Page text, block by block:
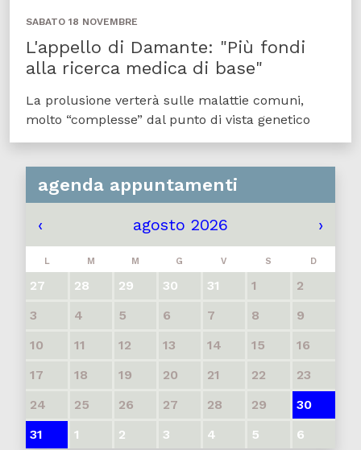
SABATO 18 NOVEMBRE
L'appello di Damante: "Più fondi
alla ricerca medica di base"
La prolusione verterà sulle malattie comuni,
molto “complesse” dal punto di vista genetico
agenda appuntamenti
‹ agosto 2026 ›
L M M G V S D
27 28 29 30 31 1
2
3
4 5 6 7 8
9
10
11 12 13 14 15
16
17
18 19 20 21 22
23
24
25 26 27 28 29
30
31
1 2 3 4 5 6